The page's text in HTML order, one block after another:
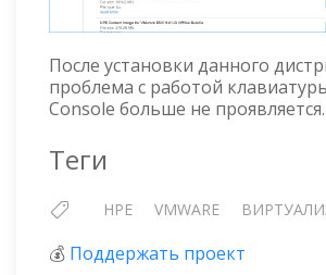
После установки данного
проблема с работой
Console больше не проявляется.
Теги
HPE VMWARE
💰 Поддержать проект